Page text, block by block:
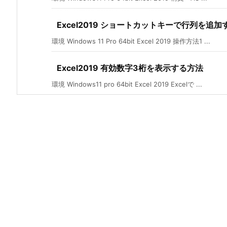
Excel2019 ショートカットキーで行列を追加
環境 Windows 11 Pro 64bit Excel 2019 操作方法1 ...
Excel2019 有効数字3桁を表示する方法
環境 Windows11 pro 64bit Excel 2019 Excelで ...